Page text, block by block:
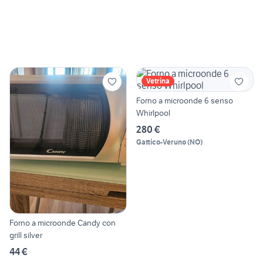
Forno a microonde Candy con
grill silver
44 €
Vetrina
Forno a microonde 6 senso
Whirlpool
280 €
Gattico-Veruno(NO)